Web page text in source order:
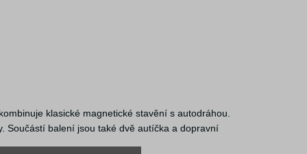
klasické magnetické stavění s autodráhou.
Součástí balení jsou také dvě autíčka a dopravní